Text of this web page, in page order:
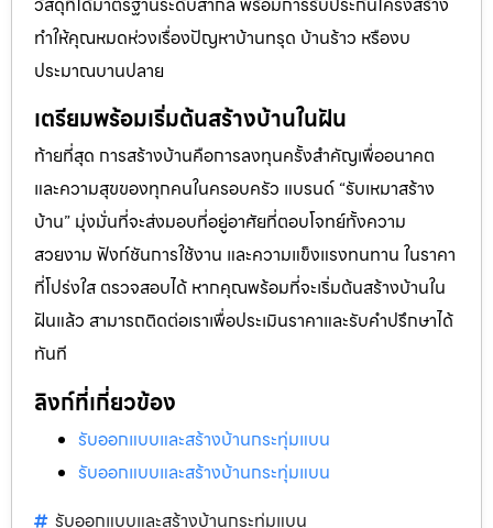
ทำให้คุณหมดห่วงเรื่องปัญหาบ้านทรุด บ้านร้าว หรืองบ
ประมาณบานปลาย
เตรียมพร้อมเริ่มต้นสร้างบ้านในฝัน
ท้ายที่สุด การสร้างบ้านคือการลงทุนครั้งสำคัญเพื่ออนาคต
และความสุขของทุกคนในครอบครัว แบรนด์ “รับเหมาสร้าง
บ้าน” มุ่งมั่นที่จะส่งมอบที่อยู่อาศัยที่ตอบโจทย์ทั้งความ
สวยงาม ฟังก์ชันการใช้งาน และความแข็งแรงทนทาน ในราคา
ที่โปร่งใส ตรวจสอบได้ หากคุณพร้อมที่จะเริ่มต้นสร้างบ้านใน
ฝันแล้ว สามารถติดต่อเราเพื่อประเมินราคาและรับคำปรึกษาได้
ทันที
ลิงก์ที่เกี่ยวข้อง
รับออกแบบและสร้างบ้านกระทุ่มแบน
รับออกแบบและสร้างบ้านกระทุ่มแบน
รับออกแบบและสร้างบ้านกระทุ่มแบน